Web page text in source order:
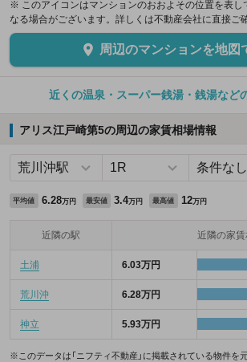
※ このアイコンはマンションのおおよその位置を表し
なる場合がございます。詳しくは不動産会社に直接ご
周辺のマンションを地図
近くの温泉・スーパー銭湯・銭湯など
アリス江戸崎第5の周辺の家賃相場情報
平均値 6.28万円 最安値 3.4万円 最高値 12万円
近隣の駅 近隣の家
土浦 6.03万円
荒川沖 6.28万円
神立 5.93万円
※このデータは「ニフティ不動産」に掲載されている物件を